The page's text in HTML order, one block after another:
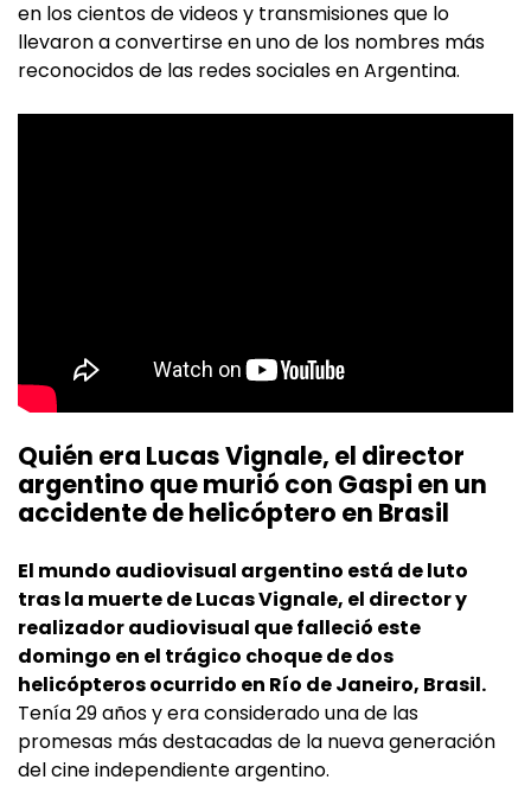
en los cientos de videos y transmisiones que lo
llevaron a convertirse en uno de los nombres más
reconocidos de las redes sociales en Argentina.
Quién era Lucas Vignale, el director
argentino que murió con Gaspi en un
accidente de helicóptero en Brasil
El mundo audiovisual argentino está de luto
tras la muerte de Lucas Vignale, el director y
realizador audiovisual que falleció este
domingo en el trágico choque de dos
helicópteros ocurrido en Río de Janeiro, Brasil.
Tenía 29 años y era considerado una de las
promesas más destacadas de la nueva generación
del cine independiente argentino.